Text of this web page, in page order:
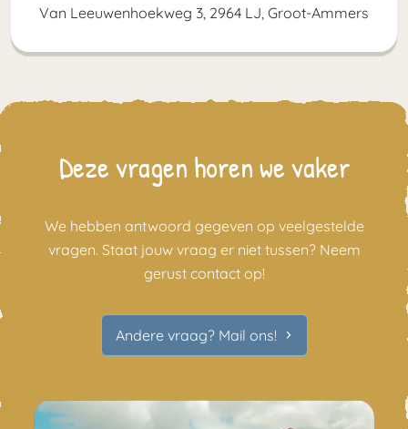
Van Leeuwenhoekweg 3, 2964 LJ, Groot-Ammers
Deze vragen horen we vaker
We hebben antwoord gegeven op veelgestelde
vragen. Staat jouw vraag er niet tussen? Neem
gerust contact op!
Andere vraag? Mail ons!